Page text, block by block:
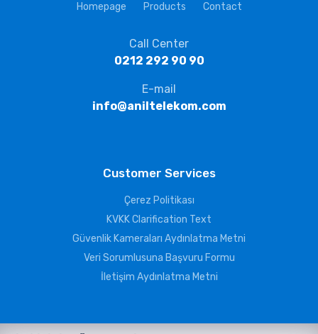
Homepage Products Contact
Call Center
0212 292 90 90
E-mail
info@aniltelekom.com
Customer Services
Çerez Politikası
KVKK Clarification Text
Güvenlik Kameraları Aydınlatma Metni
Veri Sorumlusuna Başvuru Formu
İletişim Aydınlatma Metni